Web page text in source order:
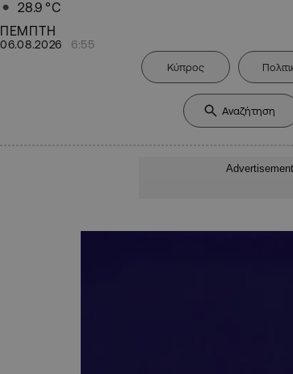
28.9 °C
ΠΕΜΠΤΗ
06.08.2026 6:55
Κύπρος
Advertisement